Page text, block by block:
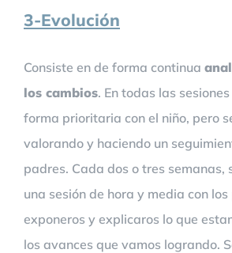
3-Evolución
Consiste en de forma continua
los cambios. En todas las
forma prioritaria con el niño, pero
valorando y haciendo un
padres. Cada dos o tres semanas,
una sesión de hora y media con
exponeros y explicaros lo que
los avances que vamos logrando.